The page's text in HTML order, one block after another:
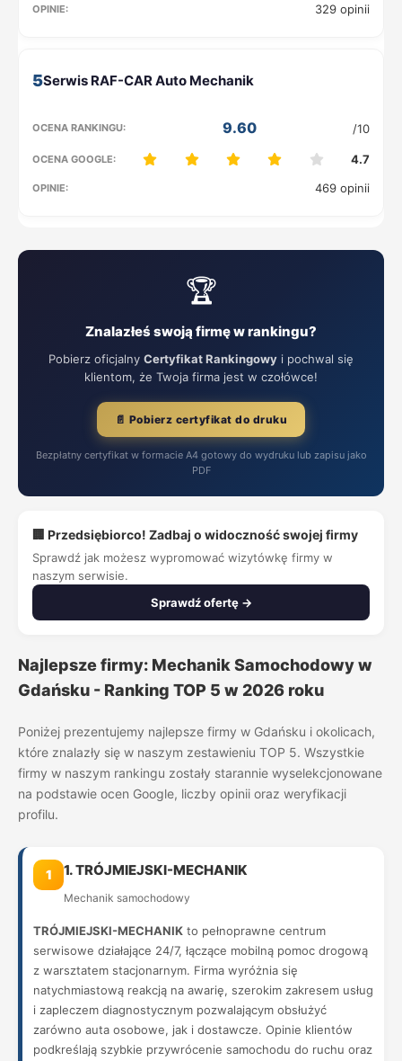
329 opinii
5
9.60 /10
4.7
469 opinii
🏆
Znalazłeś swoją firmę w rankingu?
Pobierz oficjalny Certyfikat Rankingowy i pochwal się
klientom, że Twoja firma jest w czołówce!
📄 Pobierz certyfikat do druku
Bezpłatny certyfikat w formacie A4 gotowy do wydruku lub zapisu jako
PDF
🏢 Przedsiębiorco! Zadbaj o widoczność swojej firmy
Sprawdź jak możesz wypromować wizytówkę firmy w
naszym serwisie.
Sprawdź ofertę →
Najlepsze firmy: Mechanik Samochodowy w
Gdańsku - Ranking TOP 5 w 2026 roku
Poniżej prezentujemy najlepsze firmy w Gdańsku i okolicach,
które znalazły się w naszym zestawieniu TOP 5. Wszystkie
firmy w naszym rankingu zostały starannie wyselekcjonowane
na podstawie ocen Google, liczby opinii oraz weryfikacji
profilu.
1 1. TRÓJMIEJSKI-MECHANIK
Mechanik samochodowy
TRÓJMIEJSKI-MECHANIK to pełnoprawne centrum
serwisowe działające 24/7, łączące mobilną pomoc drogową
z warsztatem stacjonarnym. Firma wyróżnia się
natychmiastową reakcją na awarię, szerokim zakresem usług
i zapleczem diagnostycznym pozwalającym obsłużyć
zarówno auta osobowe, jak i dostawcze. Opinie klientów
podkreślają szybkie przywrócenie samochodu do ruchu oraz